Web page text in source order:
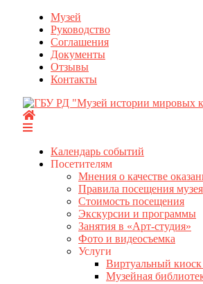
Перейти
содержимому
Музей
Руководство
Соглашения
Документы
Отзывы
Контакты
Календарь событий
Посетителям
Мнения о качестве
Правила посещения музея
Стоимость посещения
Экскурсии и программы
Занятия в «Арт-студия»
Фото и видеосъемка
Услуги
Виртуальный киоск
Музейная